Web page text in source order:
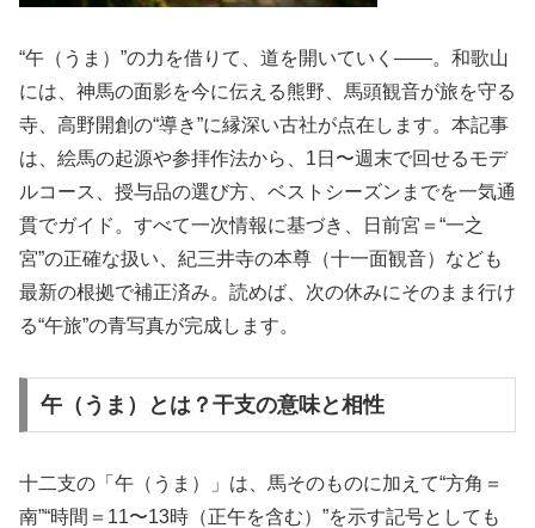
“午（うま）”の力を借りて、道を開いていく——。和歌山
には、神馬の面影を今に伝える熊野、馬頭観音が旅を守る
寺、高野開創の“導き”に縁深い古社が点在します。本記事
は、絵馬の起源や参拝作法から、1日〜週末で回せるモデ
ルコース、授与品の選び方、ベストシーズンまでを一気通
貫でガイド。すべて一次情報に基づき、日前宮＝“一之
宮”の正確な扱い、紀三井寺の本尊（十一面観音）なども
最新の根拠で補正済み。読めば、次の休みにそのまま行け
る“午旅”の青写真が完成します。
午（うま）とは？干支の意味と相性
十二支の「午（うま）」は、馬そのものに加えて“方角＝
南”“時間＝11〜13時（正午を含む）”を示す記号としても